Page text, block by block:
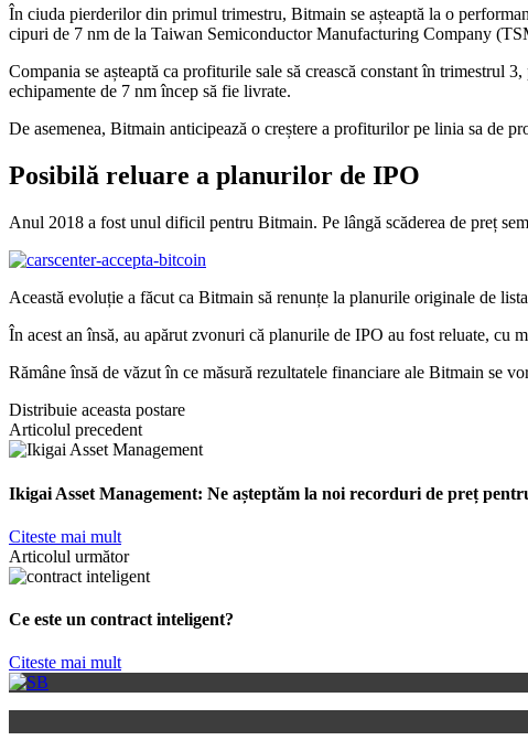
În ciuda pierderilor din primul trimestru, Bitmain se așteaptă la o
cipuri de 7 nm de la Taiwan Semiconductor Manufacturing Company
Compania se așteaptă ca profiturile sale să crească constant în trimestrul
echipamente de 7 nm încep să fie livrate.
De asemenea, Bitmain anticipează o creștere a profiturilor pe linia sa de
Posibilă reluare a planurilor de IPO
Anul 2018 a fost unul dificil pentru Bitmain. Pe lângă scăderea de preț
Această evoluție a făcut ca Bitmain să renunțe la planurile originale de
În acest an însă, au apărut zvonuri că planurile de IPO au fost reluate, cu
Rămâne însă de văzut în ce măsură rezultatele financiare ale Bitmain se
Distribuie aceasta postare
Articolul precedent
Ikigai Asset Management: Ne așteptăm la noi recorduri de preț
Citeste mai mult
Articolul următor
Ce este un contract inteligent?
Citeste mai mult